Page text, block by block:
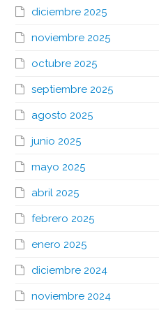
diciembre 2025
noviembre 2025
octubre 2025
septiembre 2025
agosto 2025
junio 2025
mayo 2025
abril 2025
febrero 2025
enero 2025
diciembre 2024
noviembre 2024